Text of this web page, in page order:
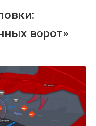
ворот»